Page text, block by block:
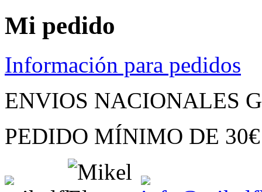
Mi pedido
Información para pedidos
ENVIOS NACIONALES
PEDIDO MÍNIMO DE 30€